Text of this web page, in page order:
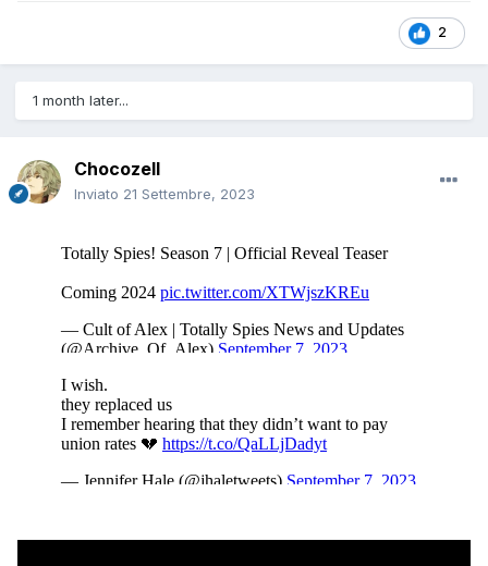
2
1 month later...
Chocozell
Inviato 21 Settembre, 2023